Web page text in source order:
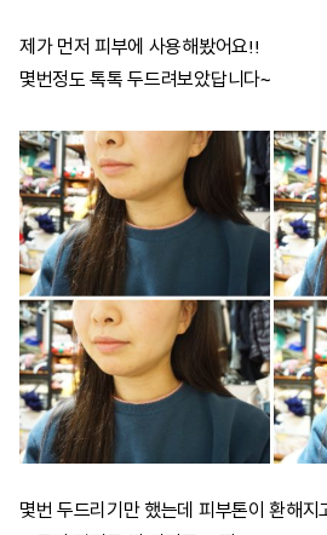
제가 먼저 피부에 사용해봤어요!!
몇번정도 톡톡 두드려보았답니다~
몇번 두드리기만 했는데 피부톤이 환해지